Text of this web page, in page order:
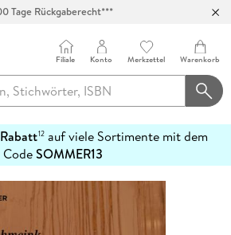
Tage Rückgaberecht***
Filiale Konto Merkzettel Warenkorb
12auf viele Sortimente mit dem
CodeSOMMER13